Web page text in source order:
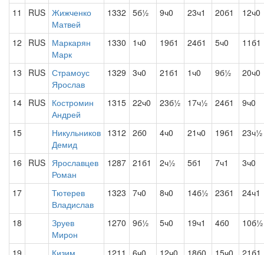
11 RUS Жижченко
Матвей
1332 5б½ 9ч0 23ч1 20б1 12ч0
12 RUS Маркарян
Марк
1330 1ч0 19б1 24б1 5ч0 11б1
13 RUS Страмоус
Ярослав
1329 3ч0 21б1 1ч0 9б½ 20ч0
14 RUS Костромин
Андрей
1315 22ч0 23б½ 17ч½ 24б1 9ч0
15
Никульников
Демид
1312 2б0 4ч0 21ч0 19б1 23ч½
16 RUS Ярославцев
Роман
1287 21б1 2ч½ 5б1 7ч1 3ч0
17
Тютерев
Владислав
1323 7ч0 8ч0 14б½ 23б1 24ч1
18
Зруев
Мирон
1270 9б½ 5ч0 19ч1 4б0 10б½
19 Кизим 1211 6ч0 12ч0 18б0 15ч0 21б1